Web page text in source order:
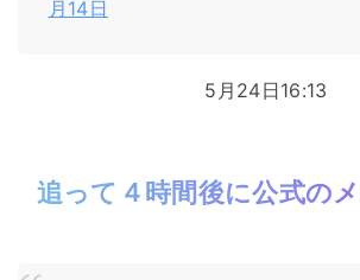
月14日
5月24日16:13
追って４時間後に公式の